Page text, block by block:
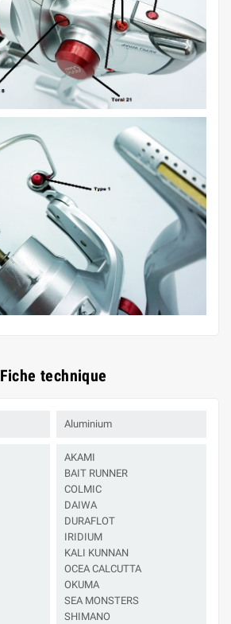
Fiche technique
Aluminium
AKAMI
BAIT RUNNER
COLMIC
DAIWA
DURAFLOT
IRIDIUM
KALI KUNNAN
OCEA CALCUTTA
OKUMA
SEA MONSTERS
SHIMANO